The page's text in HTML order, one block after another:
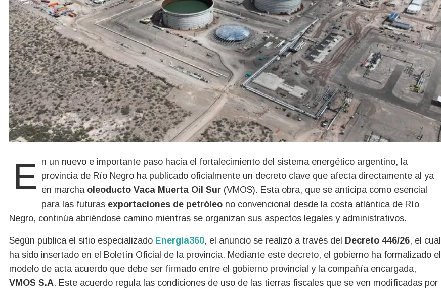
En un nuevo e importante paso hacia el fortalecimiento del sistema energético argentino, la provincia de Río Negro ha publicado oficialmente un decreto clave que afecta directamente al ya
en marcha oleoducto Vaca Muerta Oil Sur (VMOS). Esta obra, que se anticipa como esencial
para las futuras exportaciones de petróleo no convencional desde la costa atlántica de Río
Negro, continúa abriéndose camino mientras se organizan sus aspectos legales y administrativos.
Según publica el sitio especializado Energia360, el anuncio se realizó a través del Decreto 446/26, el cual
ha sido insertado en el Boletín Oficial de la provincia. Mediante este decreto, el gobierno ha formalizado el
modelo de acta acuerdo que debe ser firmado entre el gobierno provincial y la compañía encargada,
VMOS S.A. Este acuerdo regula las condiciones de uso de las tierras fiscales que se ven modificadas por